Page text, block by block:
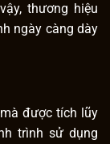
thương hiệu
ngày càng dày
được tích lũy
trình sử dụng